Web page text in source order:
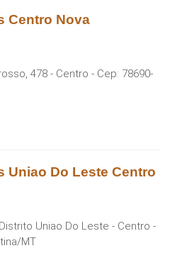
Centro Nova
478 - Centro - Cep: 78690-
Uniao Do Leste Centro
Uniao Do Leste - Centro -
/MT